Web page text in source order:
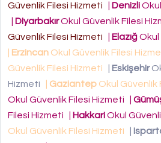
Güvenlik Filesi Hizmeti
Denizli
DiyarbakırOkul Güvenlik Filesi
Güvenlik Filesi Hizmeti
ElazığOkul
Erzincan Okul Güvenlik Filesi
Güvenlik Filesi Hizmeti
Eskişehir
Hizmeti
Gaziantep Okul Güvenlik
Okul Güvenlik Filesi Hizmeti
Filesi Hizmeti
HakkariOkul
Okul Güvenlik Filesi Hizmeti